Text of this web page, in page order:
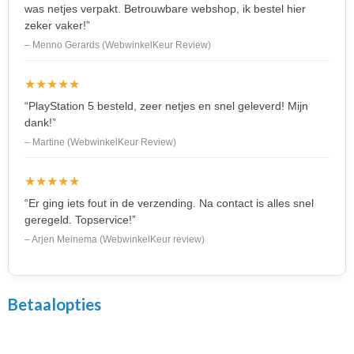
was netjes verpakt. Betrouwbare webshop, ik bestel hier
zeker vaker!”
– Menno Gerards (WebwinkelKeur Review)
★★★★★
“PlayStation 5 besteld, zeer netjes en snel geleverd! Mijn
dank!”
– Martine (WebwinkelKeur Review)
★★★★★
“Er ging iets fout in de verzending. Na contact is alles snel
geregeld. Topservice!”
– Arjen Meinema (WebwinkelKeur review)
Betaalopties